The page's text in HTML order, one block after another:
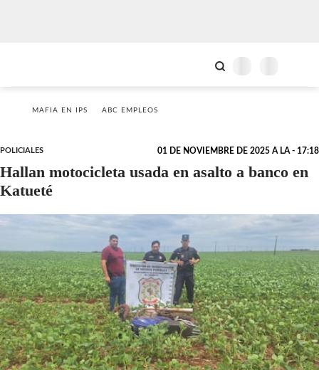
MAFIA EN IPS ABC EMPLEOS
POLICIALES 01 DE NOVIEMBRE DE 2025 A LA - 17:18
Hallan motocicleta usada en asalto a banco en
Katueté